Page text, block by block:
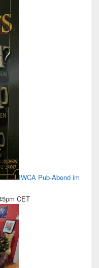
IWCA Pub-Abend im
CET